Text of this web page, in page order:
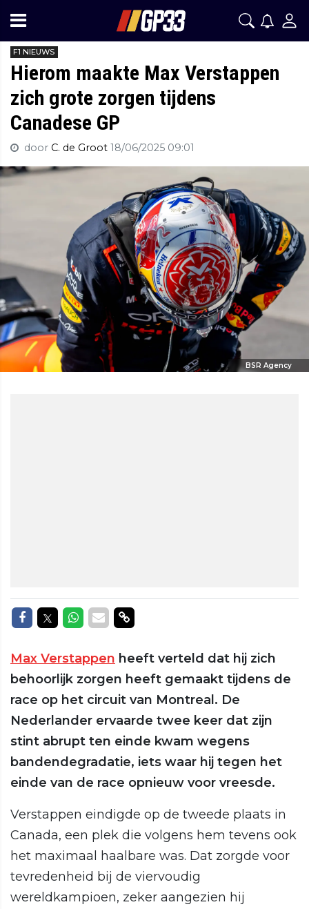
F1 NIEUWS
Hierom maakte Max Verstappen
zich grote zorgen tijdens
Canadese GP
door C. de Groot 18/06/2025 09:01
BSR Agency
Delen op Facebook
Delen op Twitter
Delen op Whatsapp
Delen via Mail
Delen via link
Max Verstappen heeft verteld dat hij zich
behoorlijk zorgen heeft gemaakt tijdens de
race op het circuit van Montreal. De
Nederlander ervaarde twee keer dat zijn
stint abrupt ten einde kwam wegens
bandendegradatie, iets waar hij tegen het
einde van de race opnieuw voor vreesde.
Verstappen eindigde op de tweede plaats in
Canada, een plek die volgens hem tevens ook
het maximaal haalbare was. Dat zorgde voor
tevredenheid bij de viervoudig
wereldkampioen, zeker aangezien hij